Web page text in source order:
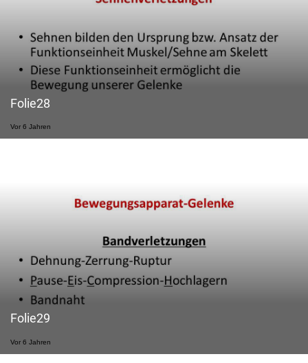
Folie28
Vor 6 Jahren
Folie29
Vor 6 Jahren